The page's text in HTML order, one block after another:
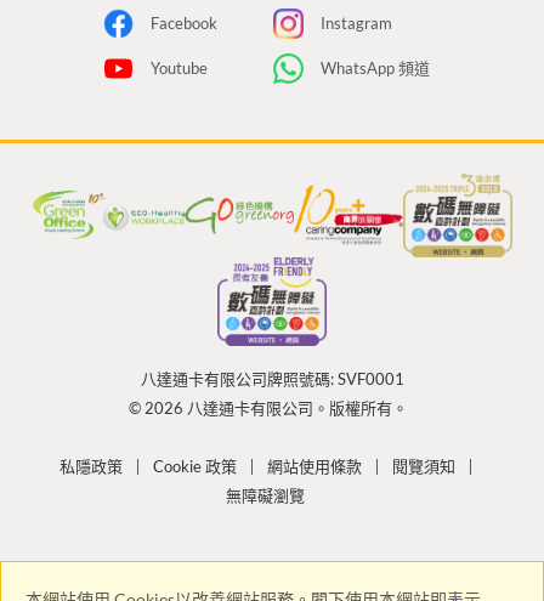
Facebook Instagram
Youtube WhatsApp 頻道
八達通卡有限公司牌照號碼: SVF0001
© 2026 八達通卡有限公司。版權所有。
私隱政策 Cookie 政策 網站使用條款
閱覽須知
無障礙瀏覽